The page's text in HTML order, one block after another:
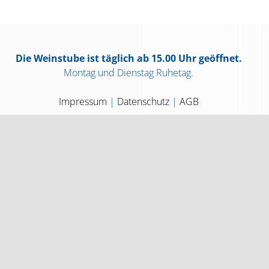
Die Weinstube ist täglich ab 15.00 Uhr geöffnet.
Montag und Dienstag Ruhetag.
Impressum | Datenschutz| AGB